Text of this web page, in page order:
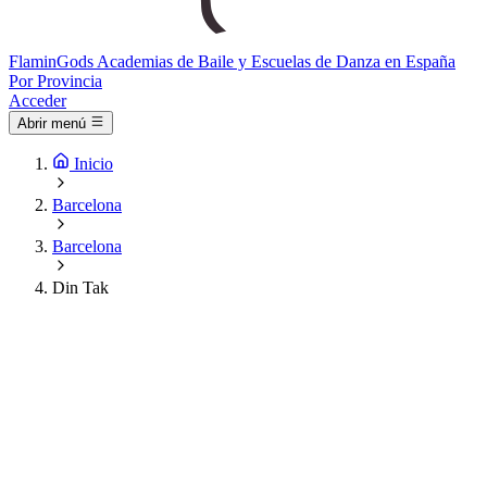
FlaminGods Academias de Baile y Escuelas de Danza en España
Por Provincia
Acceder
Abrir menú
Inicio
Barcelona
Barcelona
Din Tak